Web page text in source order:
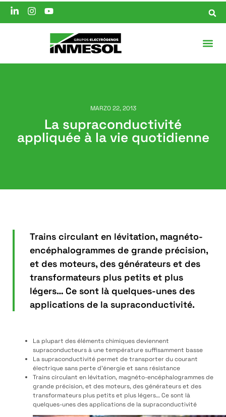
MARZO 22, 2013
La supraconductivité
appliquée à la vie quotidienne
Trains circulant en lévitation, magnéto-
encéphalogrammes de grande précision,
et des moteurs, des générateurs et des
transformateurs plus petits et plus
légers… Ce sont là quelques-unes des
applications de la supraconductivité.
La plupart des éléments chimiques deviennent
supraconducteurs à une température suffisamment basse
La supraconductivité permet de transporter du courant
électrique sans perte d’énergie et sans résistance
Trains circulant en lévitation, magnéto-encéphalogrammes de
grande précision, et des moteurs, des générateurs et des
transformateurs plus petits et plus légers… Ce sont là
quelques-unes des applications de la supraconductivité